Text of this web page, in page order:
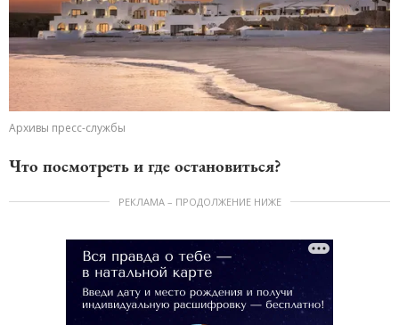
Архивы пресс-службы
Что посмотреть и где остановиться?
РЕКЛАМА – ПРОДОЛЖЕНИЕ НИЖЕ